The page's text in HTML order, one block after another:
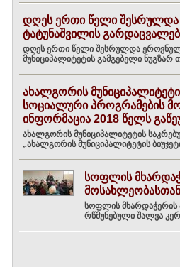
დღეს ერთი წელი
ტატუნაშვილის
დღეს ერთი წელი შესრულდა
მუნიციპალიტეტის გამგებელი ნუგზარ
ახალგორის
სოციალური პროგრამების
ინფორმაცია 2018 წელს
ახალგორის მუნიციპალიტეტის
„ახალგორის მუნიციპალიტეტის
სოფლის
მოსახლეობასთან
სოფლის მხარდაჭერის
რწმუნებული შალვა